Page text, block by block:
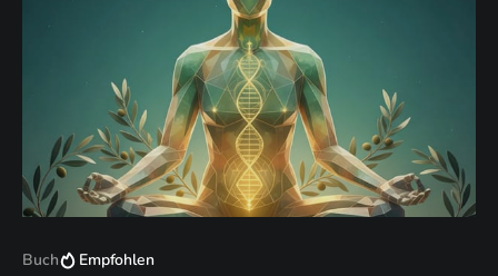
Buch Empfohlen